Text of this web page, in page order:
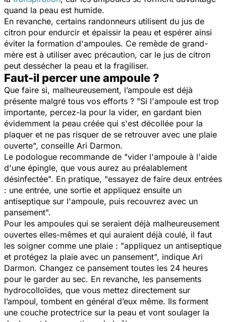
quand la peau est humide.
En revanche, certains randonneurs utilisent du jus de
citron pour endurcir et épaissir la peau et espérer ainsi
éviter la formation d'ampoules. Ce remède de grand-
mère est à utiliser avec précaution, car le jus de citron
peut dessécher la peau et la fragiliser.
Faut-il percer une ampoule ?
Que faire si, malheureusement, l’ampoule est déjà
présente malgré tous vos efforts ? "Si l'ampoule est trop
importante, percez-la pour la vider, en gardant bien
évidemment la peau créée qui s'est décollée pour la
plaquer et ne pas risquer de se retrouver avec une plaie
ouverte", conseille Ari Darmon.
Le podologue recommande de "vider l'ampoule à l'aide
d'une épingle, que vous aurez au préalablement
désinfectée". En pratique, "essayez de faire deux entrées
: une entrée, une sortie et appliquez ensuite un
antiseptique sur l'ampoule, puis recouvrez avec un
pansement".
Pour les ampoules qui se seraient déjà malheureusement
ouvertes elles-mêmes et qui auraient déjà coulé, il faut
les soigner comme une plaie : "appliquez un antiseptique
et protégez la plaie avec un pansement", indique Ari
Darmon. Changez ce pansement toutes les 24 heures
pour le garder au sec. En revanche, les pansements
hydrocolloïdes, que vous mettez directement sur
l’ampoul, tombent en général d’eux même. Ils forment
une couche protectrice sur la peau et vont soulager la